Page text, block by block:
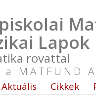
Lapok
rovattal
a MATFUND
Aktuális Cikkek